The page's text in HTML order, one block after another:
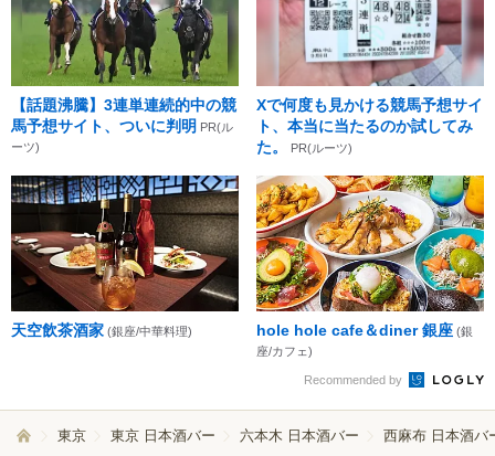
【話題沸騰】3連単連続的中の競
馬予想サイト、ついに判明 PR(ル
ーツ)
Xで何度も見かける競馬予想サイ
ト、本当に当たるのか試してみ
た。
PR(ルーツ)
天空飲茶酒家 (銀座/中華料理) hole hole cafe＆diner 銀座 (銀
座/カフェ)
Recommended by
東京 東京 日本酒バー 六本木 日本酒バー 西麻布 日本酒バ